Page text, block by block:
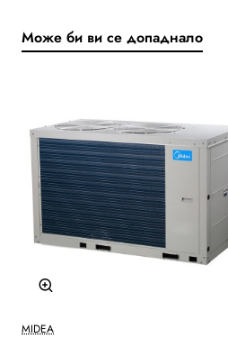
Може би ви се допаднало
MIDEA